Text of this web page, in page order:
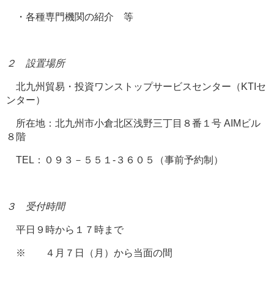
・各種専門機関の紹介 等
２ 設置場所
北九州貿易・投資ワンストップサービスセンター（KTIセ
ンター）
所在地：北九州市小倉北区浅野三丁目８番１号 AIMビル
８階
TEL：０９３－５５１-３６０５（事前予約制）
３ 受付時間
平日９時から１７時まで
※ ４月７日（月）から当面の間